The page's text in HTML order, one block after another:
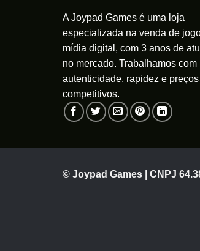
A Joypad Games é uma loja
especializada na venda de
mídia digital, com 3 anos de
no mercado. Trabalhamos com
autenticidade, rapidez e preços
competitivos.
© Joypad Games | CNPJ